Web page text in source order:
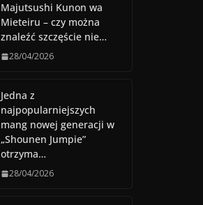
Majutsushi Kunon wa
Mieteiru – czy można
znaleźć szczęście nie…
28/04/2026
Jedna z
najpopularniejszych
mang nowej generacji w
„Shounen Jumpie”
otrzyma…
28/04/2026